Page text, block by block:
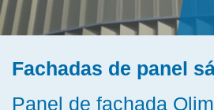
Fachadas de panel
Panel de fachada